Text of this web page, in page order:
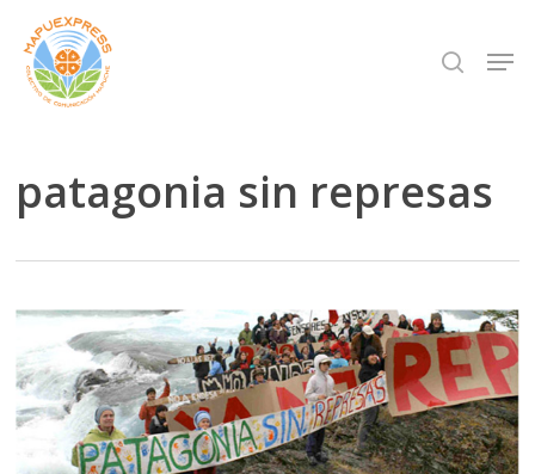
Skip
main
search
patagonia sin represas
Close